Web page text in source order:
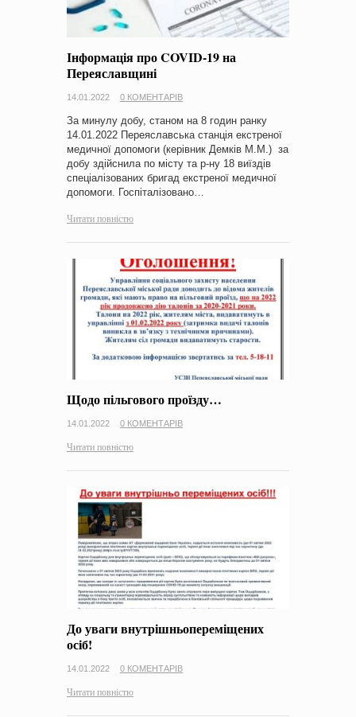
Інформація про COVID-19 на
Переяславщині
14.01.2022 0 КОМЕНТАРІВ
За минулу добу, станом на 8 годин ранку
14.01.2022 Переяславська станція екстреної
медичної допомоги (керівник Демків М.М.) за
добу здійснила по місту та р-ну 18 виїздів
спеціалізованих бригад екстреної медичної
допомоги. Госпіталізовано…
Читати повністю
Щодо пільгового проїзду…
14.01.2022 0 КОМЕНТАРІВ
Читати повністю
До уваги внутрішньопереміщених
осіб!
14.01.2022 0 КОМЕНТАРІВ
Читати повністю